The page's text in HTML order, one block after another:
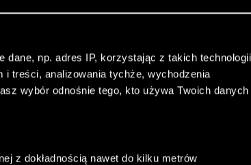
dane, np. adres IP, korzystając z takich technologii
i treści, analizowania tychże, wychodzenia
wybór odnośnie tego, kto używa Twoich danych
z dokładnością nawet do kilku metrów
Kontakt IR
Dowiedz się więcej:
thewitcher.com